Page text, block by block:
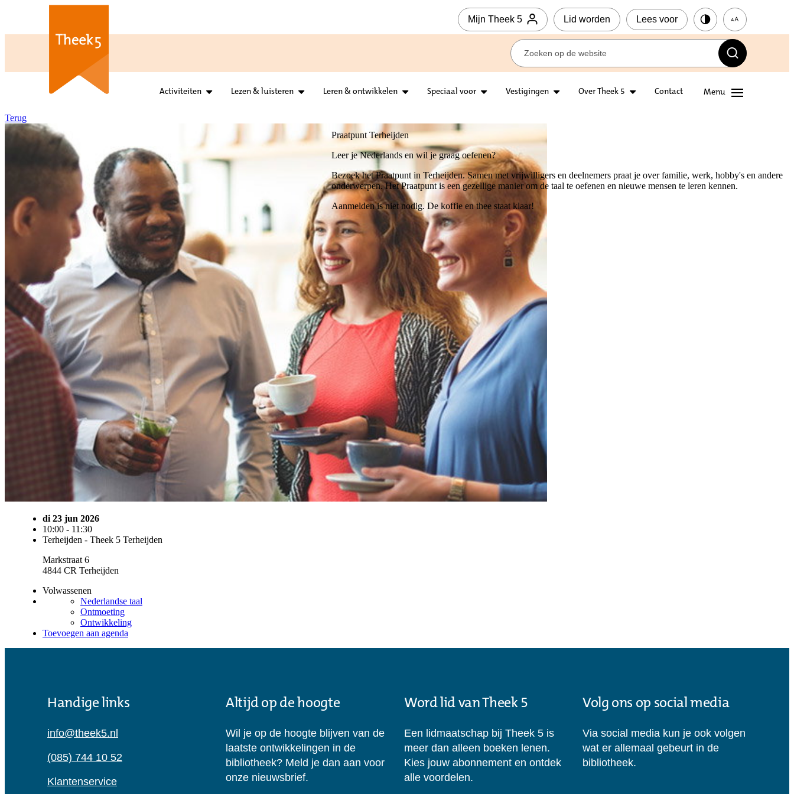
Mijn Theek 5 Lid worden Lees voor
Activiteiten Lezen & luisteren Leren & ontwikkelen Speciaal voor Vestigingen Over Theek 5 Contact
Terug
di 23 jun 2026
10:00 - 11:30
Terheijden - Theek 5 Terheijden
Markstraat 6
4844 CR Terheijden
Volwassenen
Nederlandse taal
Ontmoeting
Ontwikkeling
Toevoegen aan agenda
Handige links
info@theek5.nl
(085) 744 10 52
Klantenservice
Altijd op de hoogte
Wil je op de hoogte blijven van de
laatste ontwikkelingen in de
bibliotheek? Meld je dan aan voor
onze nieuwsbrief.
Word lid van Theek 5
Een lidmaatschap bij Theek 5 is
meer dan alleen boeken lenen.
Kies jouw abonnement en ontdek
alle voordelen.
Volg ons op social media
Via social media kun je ook volgen
wat er allemaal gebeurt in de
bibliotheek.